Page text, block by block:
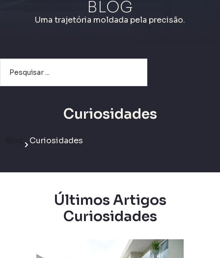
BLOG
Uma trajetória moldada pela precisão.
Curiosidades
Curiosidades
Últimos Artigos
Curiosidades